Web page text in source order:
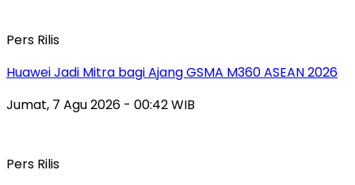
Pers Rilis
Huawei Jadi Mitra bagi Ajang GSMA M360 ASEAN 2026
Jumat, 7 Agu 2026 - 00:42 WIB
Pers Rilis